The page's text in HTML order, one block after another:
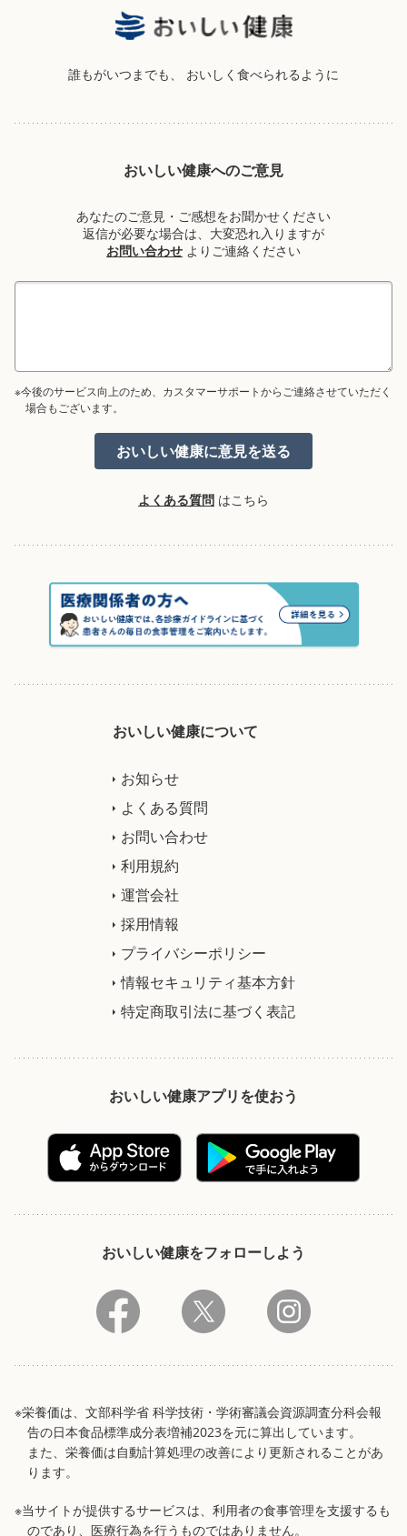
誰もがいつまでも、 おいしく食べられるように
おいしい健康へのご意見
あなたのご意見・ご感想をお聞かせください
返信が必要な場合は、大変恐れ入りますが
お問い合わせ よりご連絡ください
※今後のサービス向上のため、カスタマーサポートからご連絡させていただく
場合もございます。
よくある質問 はこちら
おいしい健康について
お知らせ
よくある質問
お問い合わせ
利用規約
運営会社
採用情報
プライバシーポリシー
情報セキュリティ基本方針
特定商取引法に基づく表記
おいしい健康アプリを使おう
おいしい健康をフォローしよう
※栄養価は、文部科学省 科学技術・学術審議会資源調査分科会報
告の日本食品標準成分表増補2023を元に算出しています。
また、栄養価は自動計算処理の改善により更新されることがあ
ります。
※当サイトが提供するサービスは、利用者の食事管理を支援するも
のであり、医療行為を行うものではありません。